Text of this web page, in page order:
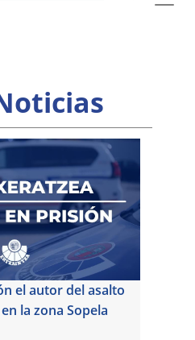
el autor del asalto
la zona Sopela